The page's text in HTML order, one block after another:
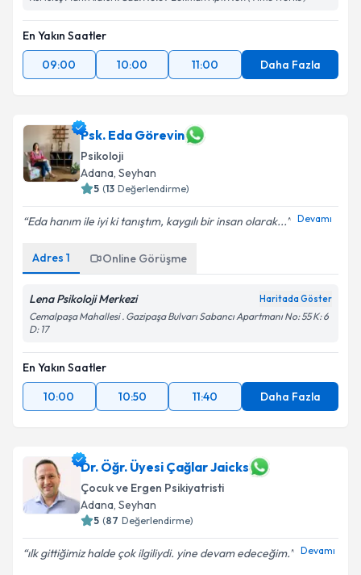
En Yakın Saatler
09:00
10:00 11:00 Daha Fazla
Psk. Eda Görevin
Psikoloji
Adana, Seyhan
5 (13 Değerlendirme)
Eda hanım ile iyi ki tanıştım, kaygılı bir insan olarak... Devamı
Adres 1 Online Görüşme
Lena Psikoloji Merkezi Haritada Göster
Cemalpaşa Mahallesi . Gazipaşa Bulvarı Sabancı Apartmanı No: 55 K: 6
D: 17
En Yakın Saatler
10:00
10:50 11:40 Daha Fazla
Dr. Öğr. Üyesi Çağlar Jaicks
Çocuk ve Ergen Psikiyatristi
Adana, Seyhan
5 (87 Değerlendirme)
ılk gittiğimiz halde çok ilgiliydi. yine devam edeceğim. Devamı